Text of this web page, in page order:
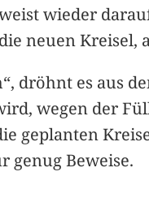
wieder
neuen Kreisel,
dröhnt es aus
wegen der
geplanten
genug Beweise.